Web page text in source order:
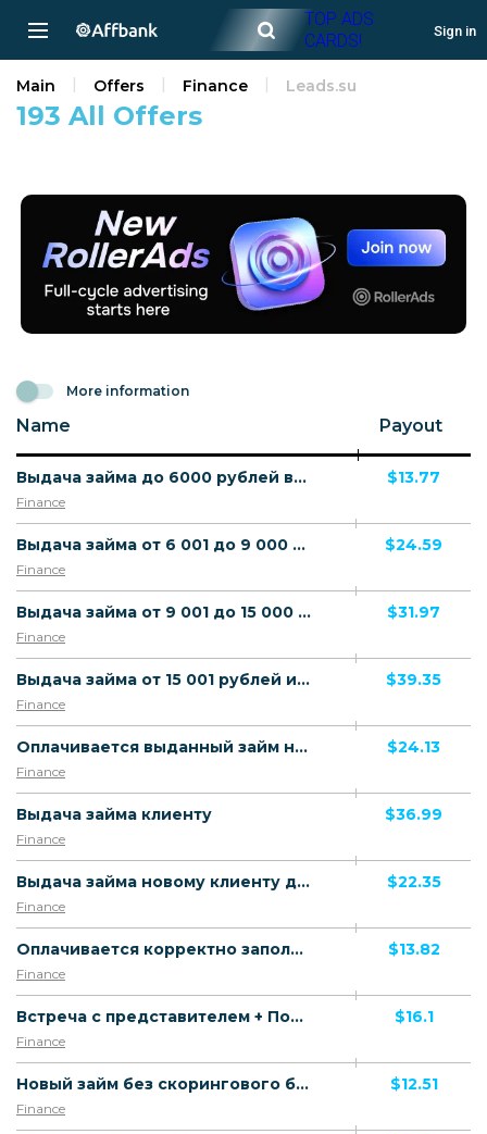
TOP ADS
CARDS!
Sign in
193 All Offers
Main Offers Finance Leads.su
More information
Name Payout
Выдача займа до 6000 рублей включительно
Finance
$13.77
Выдача займа от 6 001 до 9 000 рублей включительно
Finance
$24.59
Выдача займа от 9 001 до 15 000 рублей включительно
Finance
$31.97
Выдача займа от 15 001 рублей и выше
Finance
$39.35
Оплачивается выданный займ новому или повторному клиенту
Finance
$24.13
Выдача займа клиенту
Finance
$36.99
Выдача займа новому клиенту для нерезидентов
Finance
$22.35
Оплачивается корректно заполненная анкета (Займ нерезедентам)
Finance
$13.82
Встреча с представителем + Покупка дороже 100 ₽ новым клиентом (для акционнных офферов)
Finance
$16.1
Новый займ без скорингового балла
Finance
$12.51